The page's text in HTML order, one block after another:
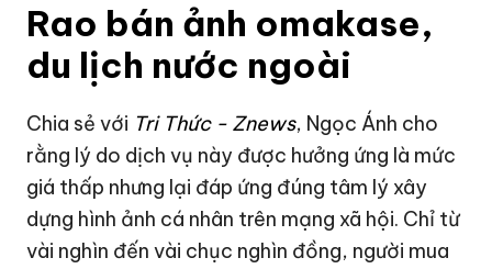
Rao bán ảnh omakase,
du lịch nước ngoài
Chia sẻ với Tri Thức - Znews, Ngọc Ánh cho
rằng lý do dịch vụ này được hưởng ứng là mức
giá thấp nhưng lại đáp ứng đúng tâm lý xây
dựng hình ảnh cá nhân trên mạng xã hội. Chỉ từ
vài nghìn đến vài chục nghìn đồng, người mua